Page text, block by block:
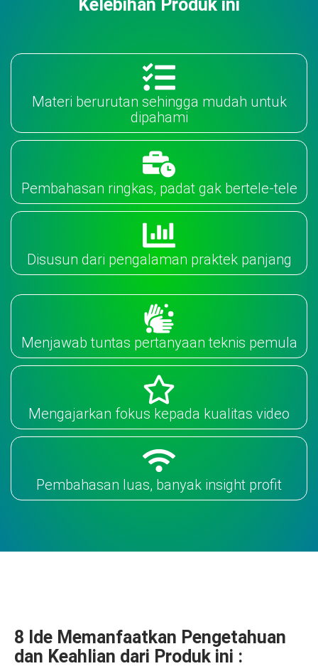
Kelebihan Produk ini
Materi berurutan sehingga mudah untuk
dipahami
Pembahasan ringkas, padat gak bertele-tele
Disusun dari pengalaman praktek panjang
Menjawab tuntas pertanyaan teknis pemula
Mengajarkan fokus kepada kualitas video
Pembahasan luas, banyak insight profit
8 Ide Memanfaatkan Pengetahuan
dan Keahlian dari Produk ini :